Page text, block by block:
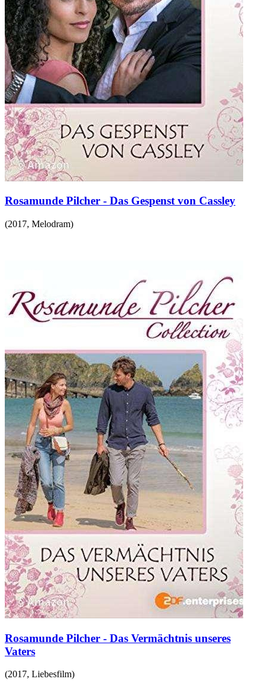
Rosamunde Pilcher - Das Gespenst von Cassley
(2017, Melodram)
Rosamunde Pilcher - Das Vermächtnis unseres
Vaters
(2017, Liebesfilm)